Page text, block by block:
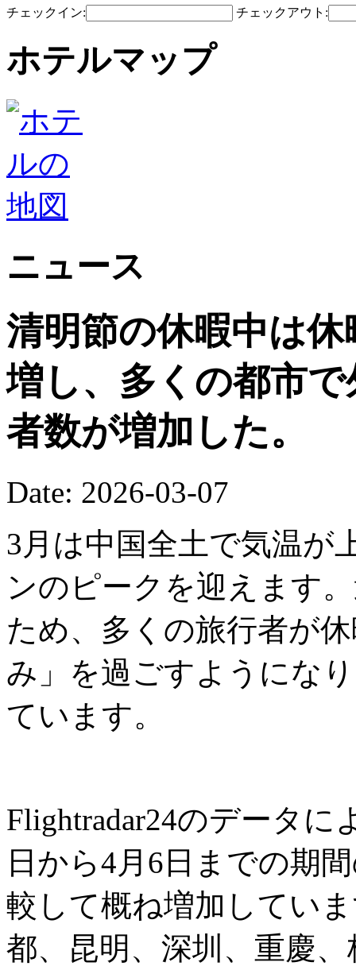
チェックイン: チェックアウト:
ホテルマップ
ニュース
清明節の休暇中は
増し、多くの都市
者数が増加した。
Date: 2026-03-07
3月は中国全土で気温が
ンのピークを迎えます
ため、多くの旅行者が
み」を過ごすようにな
ています。
Flightradar24のデータに
日から4月6日までの期
較して概ね増加してい
都、昆明、深圳、重慶